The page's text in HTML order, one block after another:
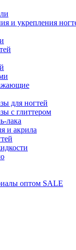
и укрепления
для ногтей
с глиттером
лака
и акрила
оптом SALE